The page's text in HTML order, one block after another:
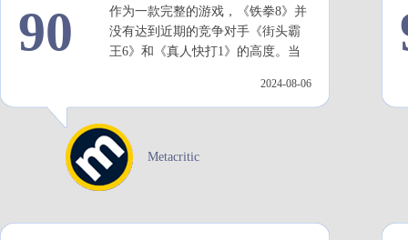
90
作为一款完整的游戏，《铁拳8》并
没有达到近期的竞争对手《街头霸
王6》和《真人快打1》的高度。当
丽的招式，这仍然是一种非常熟悉
趣的舞台，可以测试你与朋友和对
手的勇气。
2024-08-06
Metacritic